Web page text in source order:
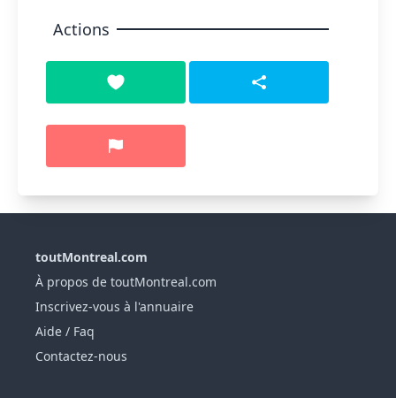
Actions
toutMontreal.com
À propos de toutMontreal.com
Inscrivez-vous à l'annuaire
Aide / Faq
Contactez-nous